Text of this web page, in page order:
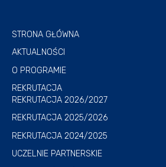
STRONA GŁÓWNA
AKTUALNOŚCI
O PROGRAMIE
REKRUTACJA
REKRUTACJA 2026/2027
REKRUTACJA 2025/2026
REKRUTACJA 2024/2025
UCZELNIE PARTNERSKIE